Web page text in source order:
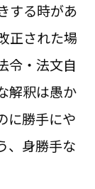
する時があ
正された場
令・法文自
解釈は愚か
に勝手にや
、身勝手な